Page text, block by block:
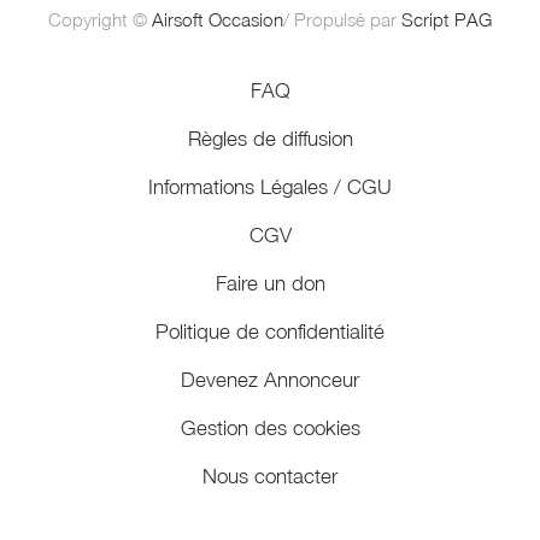
Copyright © Airsoft Occasion/ Propulsé par Script PAG
FAQ
Règles de diffusion
Informations Légales / CGU
CGV
Faire un don
Politique de confidentialité
Devenez Annonceur
Gestion des cookies
Nous contacter